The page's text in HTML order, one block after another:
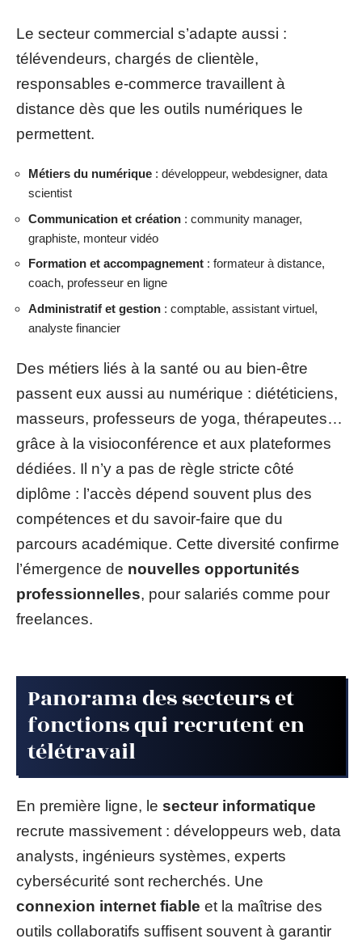
Le secteur commercial s’adapte aussi :
télévendeurs, chargés de clientèle,
responsables e-commerce travaillent à
distance dès que les outils numériques le
permettent.
Métiers du numérique : développeur, webdesigner, data
scientist
Communication et création : community manager,
graphiste, monteur vidéo
Formation et accompagnement : formateur à distance,
coach, professeur en ligne
Administratif et gestion : comptable, assistant virtuel,
analyste financier
Des métiers liés à la santé ou au bien-être
passent eux aussi au numérique : diététiciens,
masseurs, professeurs de yoga, thérapeutes…
grâce à la visioconférence et aux plateformes
dédiées. Il n’y a pas de règle stricte côté
diplôme : l’accès dépend souvent plus des
compétences et du savoir-faire que du
parcours académique. Cette diversité confirme
l’émergence de nouvelles opportunités
professionnelles, pour salariés comme pour
freelances.
Panorama des secteurs et
fonctions qui recrutent en
télétravail
En première ligne, le secteur informatique
recrute massivement : développeurs web, data
analysts, ingénieurs systèmes, experts
cybersécurité sont recherchés. Une
connexion internet fiable et la maîtrise des
outils collaboratifs suffisent souvent à garantir